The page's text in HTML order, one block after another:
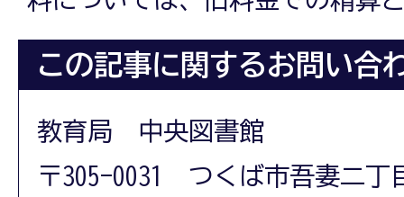
この記事に関するお問い合
教育局 中央図書館
〒305-0031 つくば市吾妻二丁